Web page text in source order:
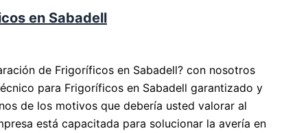
en Sabadell
de Frigoríficos en Sabadell? con nosotros
para Frigoríficos en Sabadell garantizado y
de los motivos que debería usted valorar al
está capacitada para solucionar la avería en